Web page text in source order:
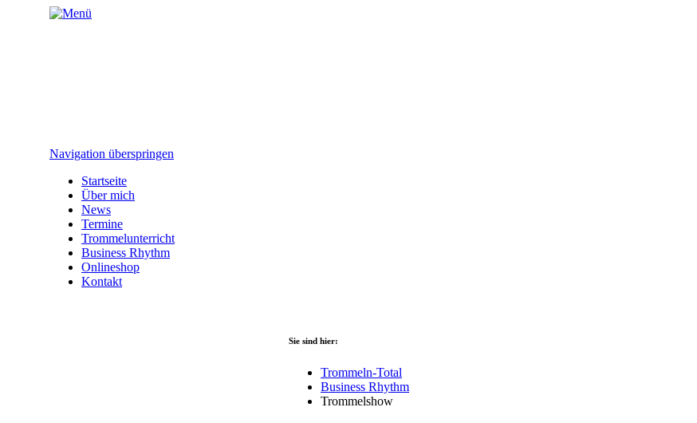
Navigation überspringen
Startseite
Über mich
News
Termine
Trommelunterricht
Business Rhythm
Onlineshop
Kontakt
Sie sind hier:
Trommeln-Total
Business Rhythm
Trommelshow